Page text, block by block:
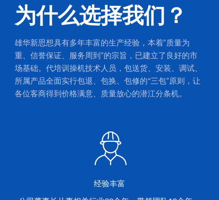
为什么选择我们？
雄华新思想具有多年丰富的生产经验，本着“质量为
重、信誉保证、服务周到”的宗旨，已建立了良好的市
场基础。代培训操机技术人员，包送货、安装、调试、
所属产品全面实行包退、包换、包修的"三包”原则，让
各位客商得到价格满意、质量放心的潜江分条机。
经验丰富